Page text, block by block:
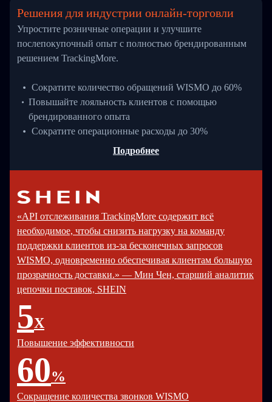
Решения для индустрии онлайн-торговли
Упростите розничные операции и улучшите
послепокупочный опыт с полностью брендированным
решением TrackingMore.
Сократите количество обращений WISMO до 60%
Повышайте лояльность клиентов с помощью
брендированного опыта
Сократите операционные расходы до 30%
Подробнее
«API отслеживания TrackingMore содержит всё
необходимое, чтобы снизить нагрузку на команду
поддержки клиентов из-за бесконечных запросов
WISMO, одновременно обеспечивая клиентам большую
прозрачность доставки.» — Мин Чен, старший аналитик
цепочки поставок, SHEIN
5X
Повышение эффективности
60%
Сокращение количества звонков WISMO